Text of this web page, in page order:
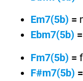
Em7(5b) =
Ebm7(5b) =
Fm7(5b) =
F#m7(5b) =